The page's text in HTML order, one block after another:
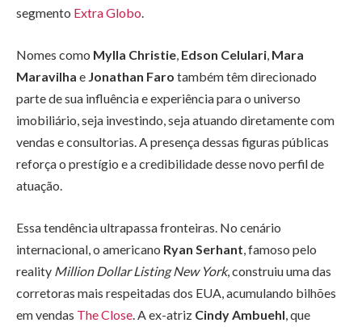
segmento Extra Globo.
Nomes como Mylla Christie, Edson Celulari, Mara
Maravilha e Jonathan Faro também têm direcionado
parte de sua influência e experiência para o universo
imobiliário, seja investindo, seja atuando diretamente com
vendas e consultorias. A presença dessas figuras públicas
reforça o prestígio e a credibilidade desse novo perfil de
atuação.
Essa tendência ultrapassa fronteiras. No cenário
internacional, o americano Ryan Serhant , famoso pelo
reality Million Dollar Listing New York, construiu uma das
corretoras mais respeitadas dos EUA, acumulando bilhões
em vendas The Close . A ex-atriz Cindy Ambuehl , que